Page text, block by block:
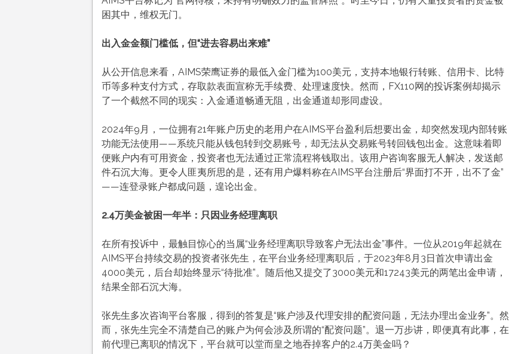
困其中，维权无门。
出入金金额门槛低，但“进去容易出来难”
从公开信息来看，AIMS荣鹰证券的最低入金门槛为100美元，支持本地银行转账、信用卡、比特
币等多种支付方式，存取款表面宣称无手续费、处理速度快。然而，FX110网的投诉案例却揭示
了一个截然不同的现实：入金通道畅通无阻，出金通道却形同虚设。
2024年9月，一位拥有21年账户历史的老用户在AIMS平台盈利后想要出金，却突然发现内部转账
功能无法使用——系统只能从钱包转到交易账号，却无法从交易账号转回钱包出金。这意味着即
便账户内有可用资金，投资者也无法通过正常流程将钱取出。该用户咨询客服无人解决，发送邮
件石沉大海。更令人匪夷所思的是，还有用户爆料称在AIMS平台注册后“界面打不开，出不了金”
——连登录账户都成问题，遑论出金。
2.4万美金被困一年半：只因业务经理离职
在所有投诉中，最触目惊心的当属“业务经理离职导致客户无法出金”事件。一位从2019年起就在
AIMS平台持续交易的投资者张先生，在平台业务经理离职后，于2023年8月3日首次申请出金
4000美元，后台却始终显示“待批准”。随后他又提交了3000美元和17243美元的两笔出金申请，
结果全部石沉大海。
张先生多次咨询平台客服，得到的答复是“账户涉及代理安排的配资问题，无法办理出金业务”。然
而，张先生完全不清楚自己的账户为何会涉及所谓的“配资问题”。退一万步讲，即便真有此事，在
前代理已离职的情况下，平台就可以堂而皇之地吞掉客户的2.4万美金吗？